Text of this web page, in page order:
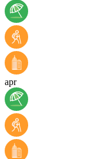
apr